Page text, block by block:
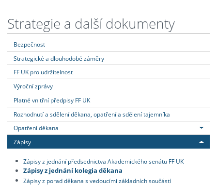
Strategie a další dokumenty
Bezpečnost
Strategické a dlouhodobé záměry
FF UK pro udržitelnost
Výroční zprávy
Platné vnitřní předpisy FF UK
Rozhodnutí a sdělení děkana, opatření a sdělení tajemníka
Opatření děkana
Zápisy
Zápisy z jednání předsednictva Akademického senátu FF UK
Zápisy z jednání kolegia děkana
Zápisy z porad děkana s vedoucími základních součástí